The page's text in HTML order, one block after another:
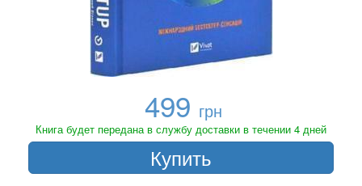
499 грн
Книга будет передана в службу доставки в течении 4 дней
Купить